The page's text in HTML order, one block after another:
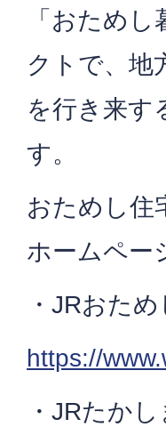
「おため
クトで、地
を行き来す
す。
おためし住
ホームペー
・JRおた
https://
・JRたか